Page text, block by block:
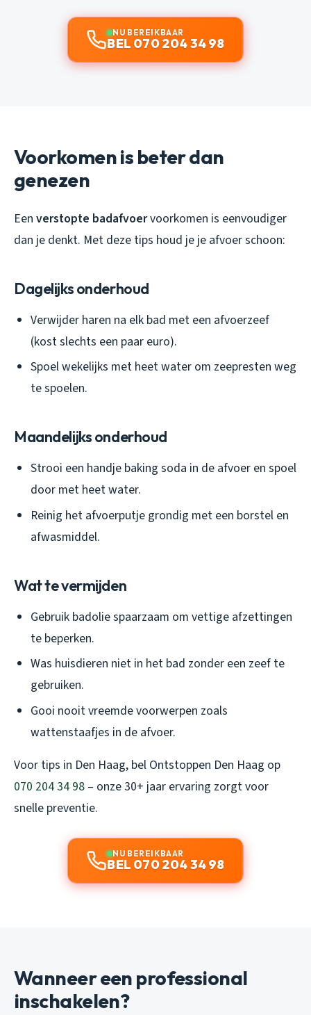
NU BEREIKBAAR
BEL 070 204 34 98
Voorkomen is beter dan
genezen
Een verstopte badafvoervoorkomen is eenvoudiger
dan je denkt. Met deze tips houd je je afvoer schoon:
Dagelijks onderhoud
Verwijder haren na elk bad met een afvoerzeef
(kost slechts een paar euro).
Spoel wekelijks met heet water om zeepresten weg
te spoelen.
Maandelijks onderhoud
Strooi een handje baking soda in de afvoer en spoel
door met heet water.
Reinig het afvoerputje grondig met een borstel en
afwasmiddel.
Wat te vermijden
Gebruik badolie spaarzaam om vettige afzettingen
te beperken.
Was huisdieren niet in het bad zonder een zeef te
gebruiken.
Gooi nooit vreemde voorwerpen zoals
wattenstaafjes in de afvoer.
Voor tips in Den Haag, bel Ontstoppen Den Haag op
070 204 34 98 – onze 30+ jaar ervaring zorgt voor
snelle preventie.
NU BEREIKBAAR
BEL 070 204 34 98
Wanneer een professional
inschakelen?